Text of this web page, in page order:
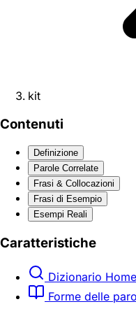
kit
Contenuti
Definizione
Parole Correlate
Frasi & Collocazioni
Frasi di Esempio
Esempi Reali
Caratteristiche
Dizionario Home
Forme delle